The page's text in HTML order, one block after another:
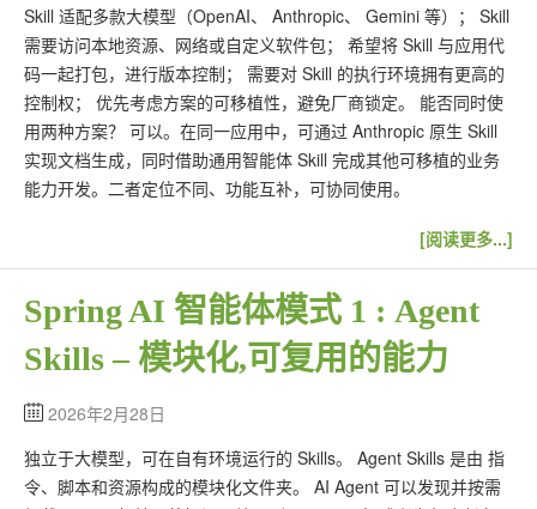
Skill 适配多款大模型（OpenAI、 Anthropic、 Gemini 等）； Skill
需要访问本地资源、网络或自定义软件包； 希望将 Skill 与应用代
码一起打包，进行版本控制； 需要对 Skill 的执行环境拥有更高的
控制权； 优先考虑方案的可移植性，避免厂商锁定。 能否同时使
用两种方案？ 可以。在同一应用中，可通过 Anthropic 原生 Skill
实现文档生成，同时借助通用智能体 Skill 完成其他可移植的业务
能力开发。二者定位不同、功能互补，可协同使用。
[阅读更多...]
Spring AI 智能体模式 1 : Agent
Skills – 模块化,可复用的能力
2026年2月28日
独立于大模型，可在自有环境运行的 Skills。 Agent Skills 是由 指
令、脚本和资源构成的模块化文件夹。 AI Agent 可以发现并按需